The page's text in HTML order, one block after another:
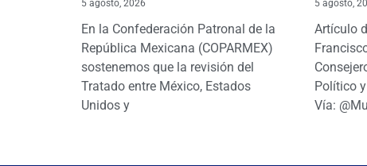
5 agosto, 2026
En la Confederación Patronal de la
República Mexicana (COPARMEX)
sostenemos que la revisión del
Tratado entre México, Estados
Unidos y
5 agosto,
Artículo
Político y
Vía: